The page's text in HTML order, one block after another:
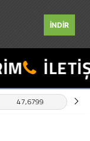
İNDİR
47,6799